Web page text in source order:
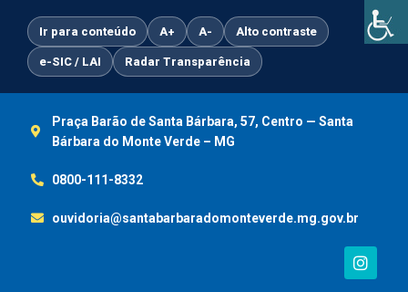
conteúdo
Ir para conteúdo A+ A- Alto contraste
e-SIC / LAI Radar Transparência
Praça Barão de Santa Bárbara, 57, Centro — Santa
Bárbara do Monte Verde – MG
0800-111-8332
ouvidoria@santabarbaradomonteverde.mg.gov.br
I
n